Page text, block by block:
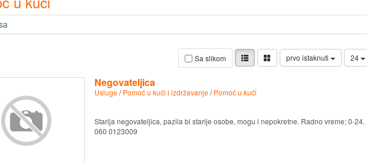
Sa slikom prvo istaknuti 24
Negovateljica
Usluge/Pomoć u kući i izdržavanje/Pomoć u kući
Starija negovateljica, pazila bi starije osobe, mogu i nepokretne. Radno vreme; 0-
060 0123009